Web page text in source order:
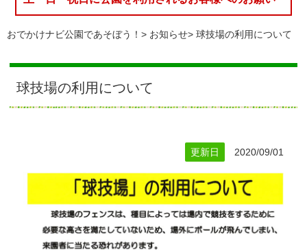
おでかけナビ公園であそぼう！ お知らせ 球技場の利用について
球技場の利用について
更新日 2020/09/01